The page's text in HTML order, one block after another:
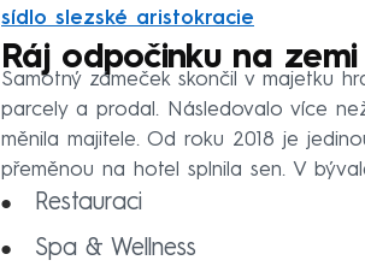
sídlo slezské aristokracie
Ráj odpočinku na
Samotný zámeček skončil v majetku
parcely a prodal. Následovalo více
měnila majitele. Od roku 2018 je
přeměnou na hotel splnila sen. V
Restauraci
Spa & Wellness